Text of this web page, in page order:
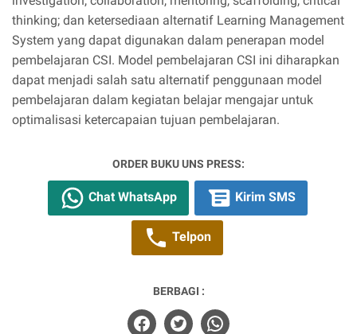
thinking; dan ketersediaan alternatif Learning Management
System yang dapat digunakan dalam penerapan model
pembelajaran CSI. Model pembelajaran CSI ini diharapkan
dapat menjadi salah satu alternatif penggunaan model
pembelajaran dalam kegiatan belajar mengajar untuk
optimalisasi ketercapaian tujuan pembelajaran.
ORDER BUKU UNS PRESS:
Chat WhatsApp Kirim SMS
Telpon
BERBAGI :